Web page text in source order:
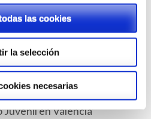
las cookies
la selección
necesarias
en Valencià’